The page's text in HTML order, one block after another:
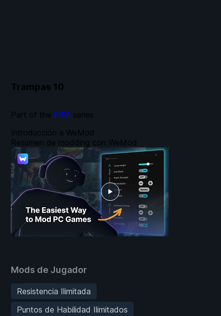
Trampas 10
Mods de Jugador
Resistencia Ilimitada
Puntos de Habilidad Ilimitados
Introducción a WeMod
Resumen de modding con WeMod
Part of the FIFA series